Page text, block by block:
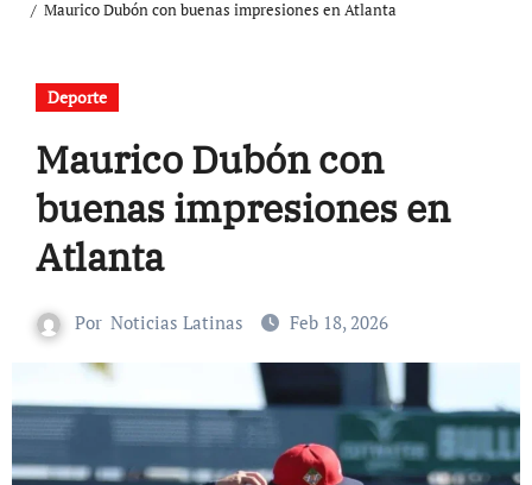
Maurico Dubón con buenas impresiones en Atlanta
Deporte
Maurico Dubón con
buenas impresiones en
Atlanta
Por Noticias Latinas Feb 18, 2026